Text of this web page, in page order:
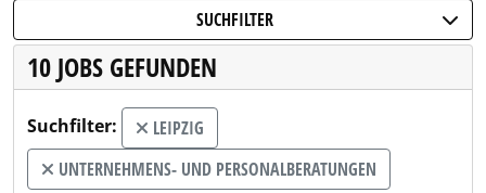
SUCHFILTER
10 JOBS GEFUNDEN
Suchfilter:
LEIPZIG
UNTERNEHMENS- UND PERSONALBERATUNGEN